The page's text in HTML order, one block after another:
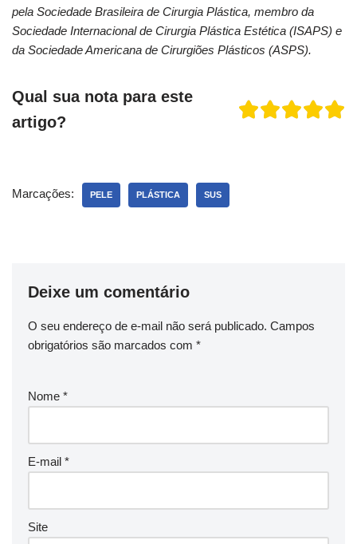
pela Sociedade Brasileira de Cirurgia Plástica, membro da
Sociedade Internacional de Cirurgia Plástica Estética (ISAPS) e
da Sociedade Americana de Cirurgiões Plásticos (ASPS).
Qual sua nota para este
artigo?
Marcações: PELE PLÁSTICA SUS
Deixe um comentário
O seu endereço de e-mail não será publicado. Campos
obrigatórios são marcados com *
Nome *
E-mail *
Site